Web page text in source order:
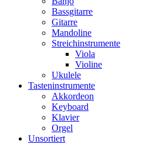
Bassgitarre
Gitarre
Mandoline
Streichinstrumente
Viola
Violine
Ukulele
Tasteninstrumente
Akkordeon
Keyboard
Klavier
Orgel
Unsortiert